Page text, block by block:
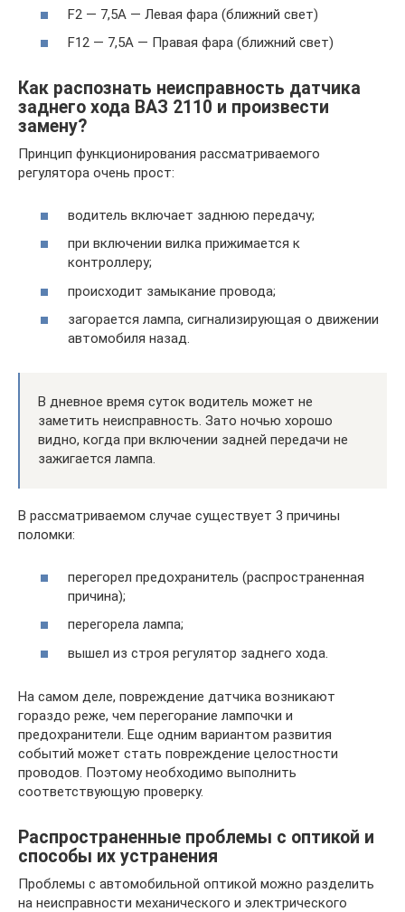
F2 — 7,5А — Левая фара (ближний свет)
F12 — 7,5А — Правая фара (ближний свет)
Как распознать неисправность датчика
заднего хода ВАЗ 2110 и произвести
замену?
Принцип функционирования рассматриваемого
регулятора очень прост:
водитель включает заднюю передачу;
при включении вилка прижимается к
контроллеру;
происходит замыкание провода;
загорается лампа, сигнализирующая о движении
автомобиля назад.
В дневное время суток водитель может не
заметить неисправность. Зато ночью хорошо
видно, когда при включении задней передачи не
зажигается лампа.
В рассматриваемом случае существует 3 причины
поломки:
перегорел предохранитель (распространенная
причина);
перегорела лампа;
вышел из строя регулятор заднего хода.
На самом деле, повреждение датчика возникают
гораздо реже, чем перегорание лампочки и
предохранители. Еще одним вариантом развития
событий может стать повреждение целостности
проводов. Поэтому необходимо выполнить
соответствующую проверку.
Распространенные проблемы с оптикой и
способы их устранения
Проблемы с автомобильной оптикой можно разделить
на неисправности механического и электрического